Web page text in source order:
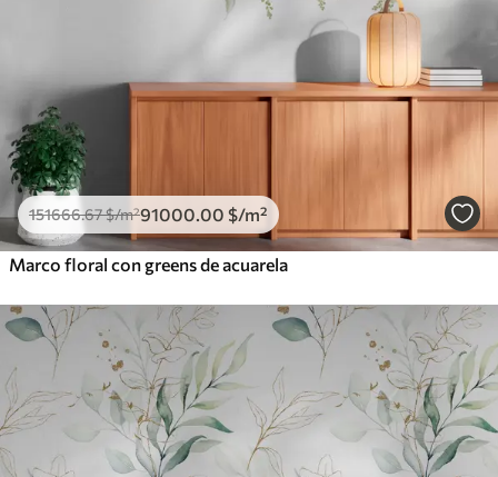
151666.67$/m²91000 .00 $/m²
Marco floral con greens de acuarela